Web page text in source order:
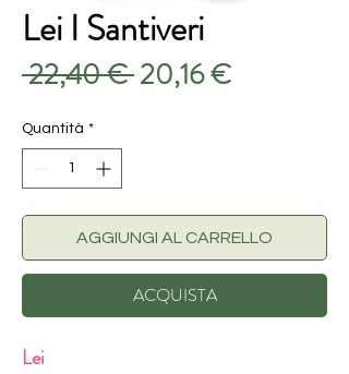
Lei I Santiveri
22,40 € Prezzo
20,16 €Prezzo
Quantità *
AGGIUNGI AL CARRELLO
ACQUISTA
Lei